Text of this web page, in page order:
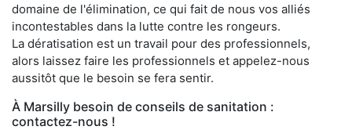
domaine de l'élimination, ce qui fait de nous vos alliés
incontestables dans la lutte contre les rongeurs.
La dératisation est un travail pour des professionnels,
alors laissez faire les professionnels et appelez-nous
aussitôt que le besoin se fera sentir.
À Marsilly besoin de conseils de sanitation :
contactez-nous !